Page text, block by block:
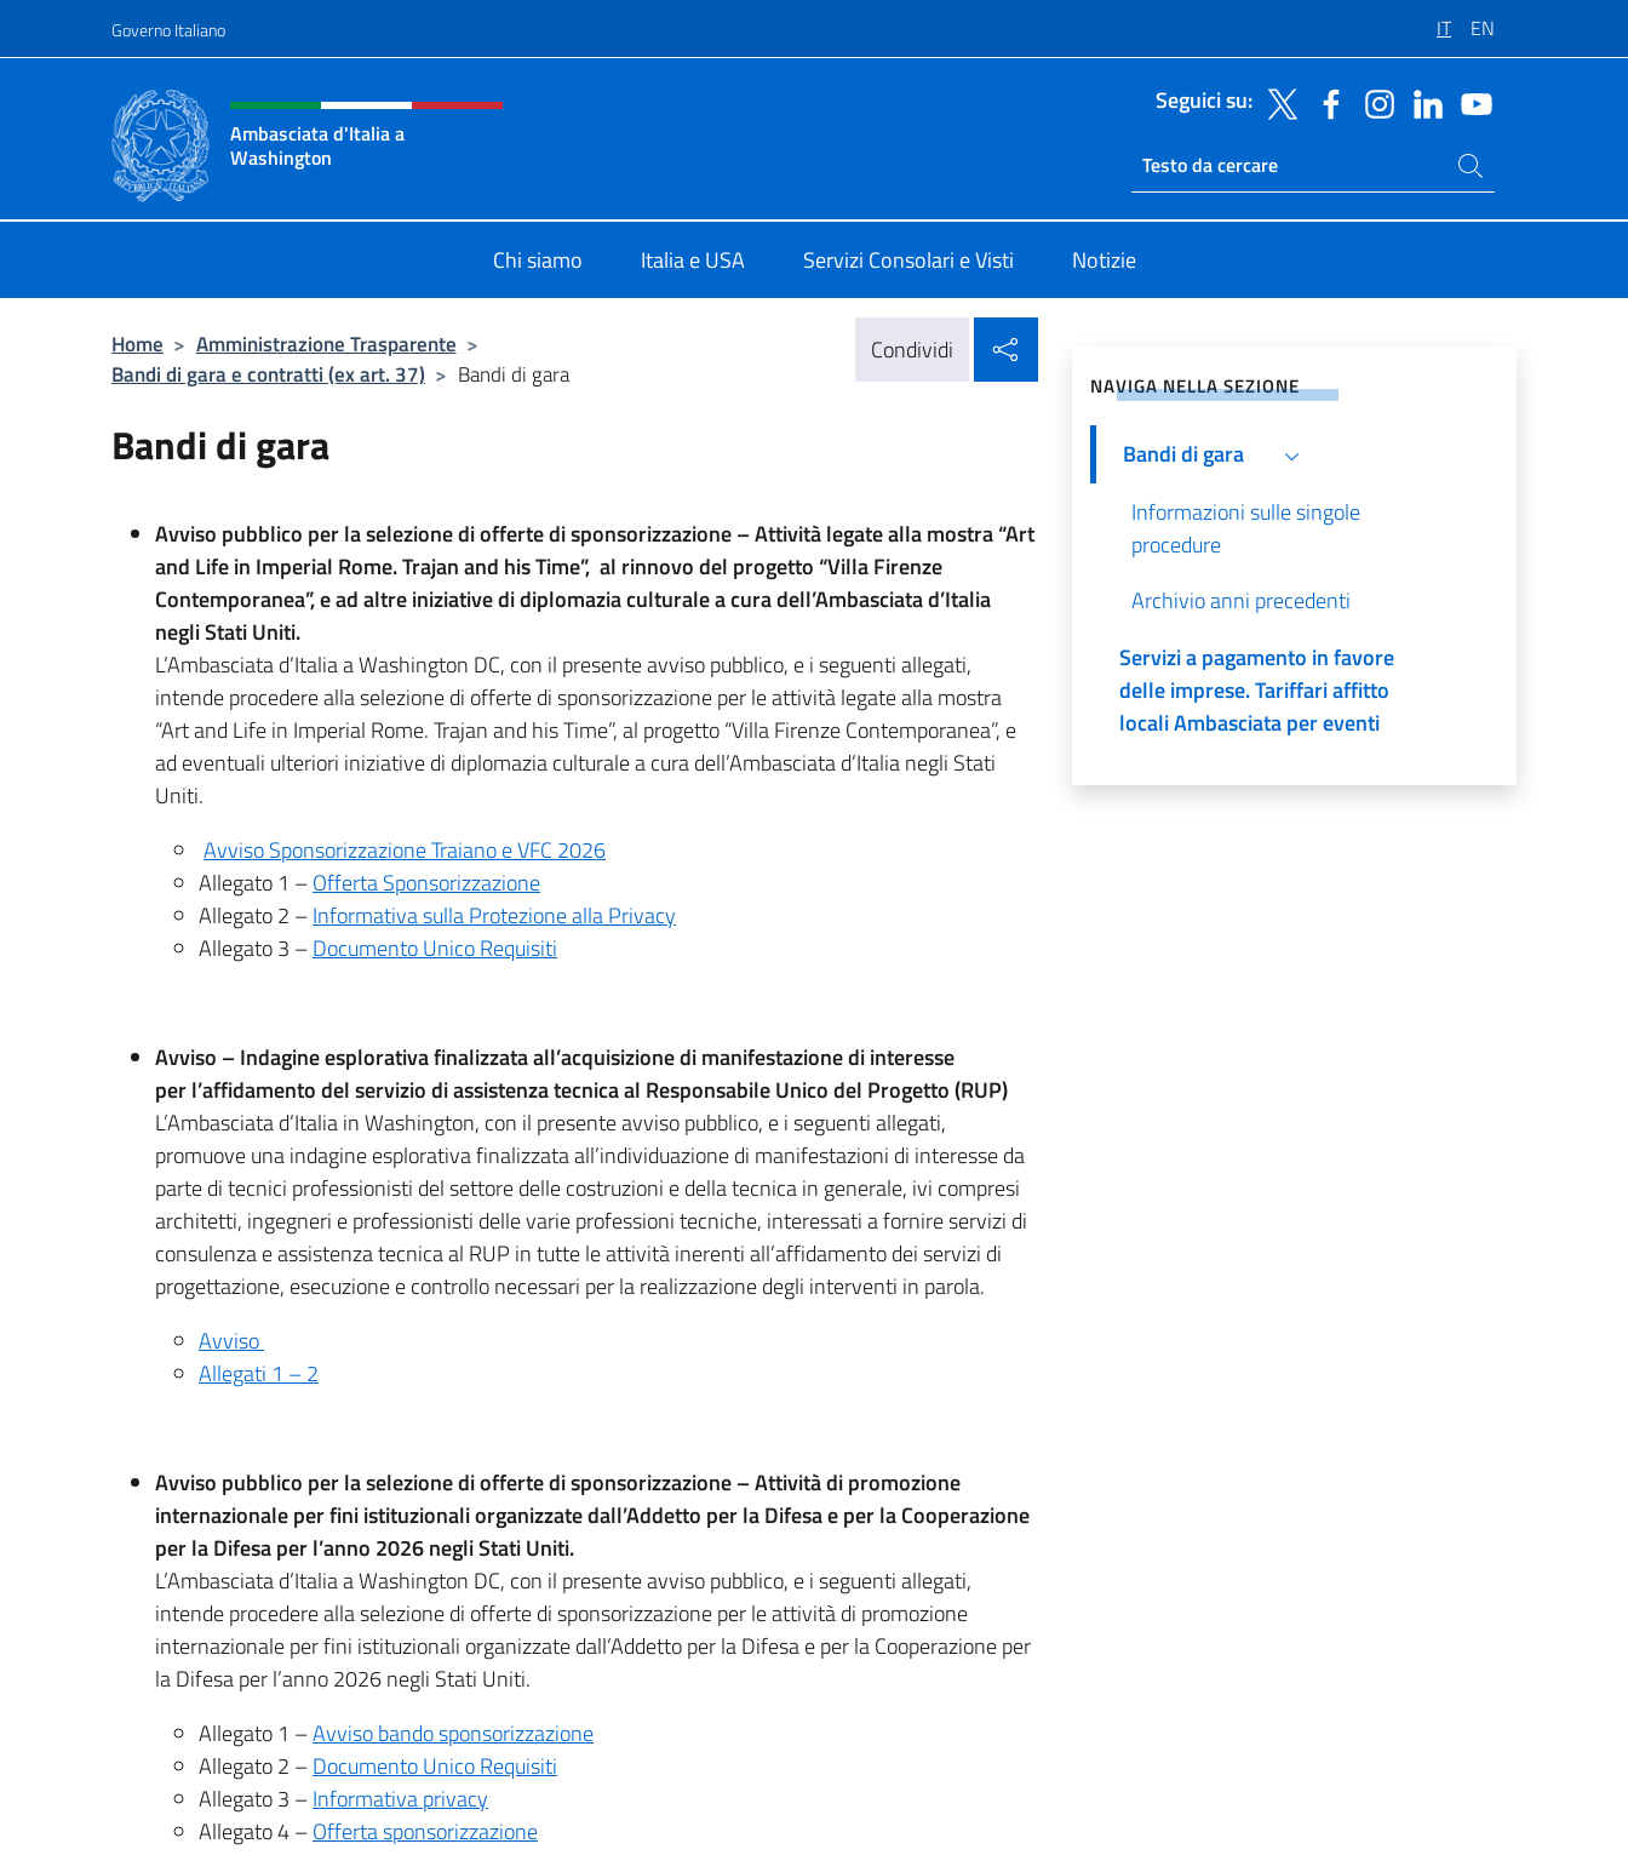
Governo Italiano IT EN
Intestazione sito, social e menù
Ambasciata d'Italia a
Washington
Seguici su:
Ricerca sito live
Cerca nel sito
Chi siamo Italia e USA Servizi Consolari e Visti Notizie
Home > Amministrazione Trasparente >
Bandi di gara e contratti (ex art. 37) > Bandi di gara
Condividi
Bandi di gara
Avviso pubblico per la selezione di offerte di sponsorizzazione – Attività legate alla mostra “Art
and Life in Imperial Rome. Trajan and his Time”, al rinnovo del progetto “Villa Firenze
Contemporanea”, e ad altre iniziative di diplomazia culturale a cura dell’Ambasciata d’Italia
negli Stati Uniti.
L’Ambasciata d’Italia a Washington DC, con il presente avviso pubblico, e i seguenti allegati,
intende procedere alla selezione di offerte di sponsorizzazione per le attività legate alla mostra
“Art and Life in Imperial Rome. Trajan and his Time”, al progetto “Villa Firenze Contemporanea”, e
ad eventuali ulteriori iniziative di diplomazia culturale a cura dell’Ambasciata d’Italia negli Stati
Uniti.
Avviso Sponsorizzazione Traiano e VFC 2026
Allegato 1 –Offerta Sponsorizzazione
Allegato 2 –Informativa sulla Protezione alla Privacy
Allegato 3 –Documento Unico Requisiti
Avviso – Indagine esplorativa finalizzata all’acquisizione di manifestazione di interesse
perl’affidamento del servizio di assistenza tecnica al Responsabile Unico del Progetto (RUP)
L’Ambasciata d’Italia in Washington, con il presente avviso pubblico, e i seguenti allegati,
promuove una indagine esplorativa finalizzata all’individuazione di manifestazioni di interesse da
parte di tecnici professionisti del settore delle costruzioni e della tecnica in generale, ivi compresi
architetti, ingegneri e professionisti delle varie professioni tecniche, interessati a fornire servizi di
consulenza e assistenza tecnica al RUP in tutte le attività inerenti all’affidamento dei servizi di
progettazione, esecuzione e controllo necessari per la realizzazione degli interventi in parola.
Avviso
Allegati 1 – 2
Avviso pubblico per la selezione di offerte di sponsorizzazione – Attività di promozione
internazionale per fini istituzionaliorganizzate dall’Addetto per la Difesa e per la Cooperazione
per la Difesa per l’anno 2026 negli Stati Uniti.
L’Ambasciata d’Italia a Washington DC, con il presente avviso pubblico, e i seguenti allegati,
intende procedere alla selezione di offerte di sponsorizzazione per le attività di promozione
internazionale per fini istituzionali organizzate dall’Addetto per la Difesa e per la Cooperazione per
la Difesa per l’anno 2026 negli Stati Uniti.
Allegato 1 –Avviso bando sponsorizzazione
Allegato 2 –Documento Unico Requisiti
Allegato 3 –Informativa privacy
Allegato 4 –Offerta sponsorizzazione
NAVIGA NELLA SEZIONE
Bandi di gara
Informazioni sulle singole
procedure
Archivio anni precedenti
Servizi a pagamento in favore
delle imprese. Tariffari affitto
locali Ambasciata per eventi